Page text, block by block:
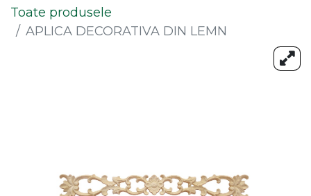
Toate produsele
APLICA DECORATIVA DIN LEMN